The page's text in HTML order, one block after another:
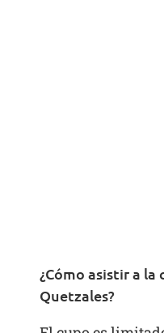
¿Cómo asistir a la
Quetzales?